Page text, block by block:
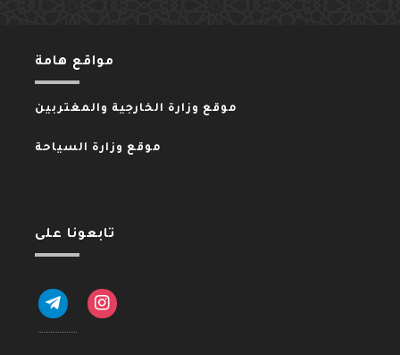
مواقع هامة
موقع وزارة الخارجية والمغتربين
موقع وزارة السياحة
تابعونا على
telegraminstagram